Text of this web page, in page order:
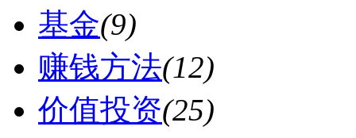
基金(9)
赚钱方法(12)
价值投资(25)